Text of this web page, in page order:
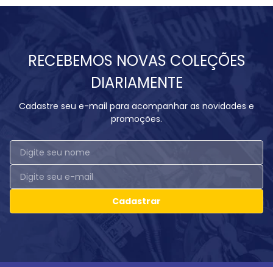
RECEBEMOS NOVAS COLEÇÕES
DIARIAMENTE
Cadastre seu e-mail para acompanhar as novidades e
promoções.
Cadastrar